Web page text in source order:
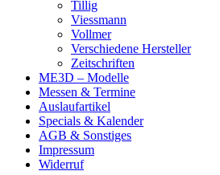
Tillig
Viessmann
Vollmer
Verschiedene Hersteller
Zeitschriften
ME3D – Modelle
Messen & Termine
Auslaufartikel
Specials & Kalender
AGB & Sonstiges
Impressum
Widerruf